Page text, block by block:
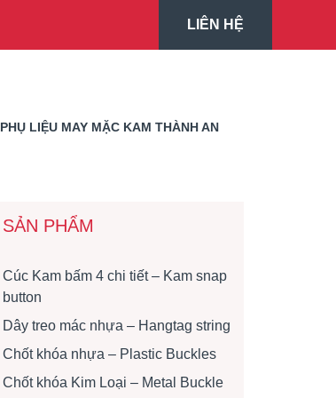
LIÊN HỆ
PHỤ LIỆU MAY MẶC KAM THÀNH AN
SẢN PHẨM
Cúc Kam bấm 4 chi tiết – Kam snap
button
Dây treo mác nhựa – Hangtag string
Chốt khóa nhựa – Plastic Buckles
Chốt khóa Kim Loại – Metal Buckle